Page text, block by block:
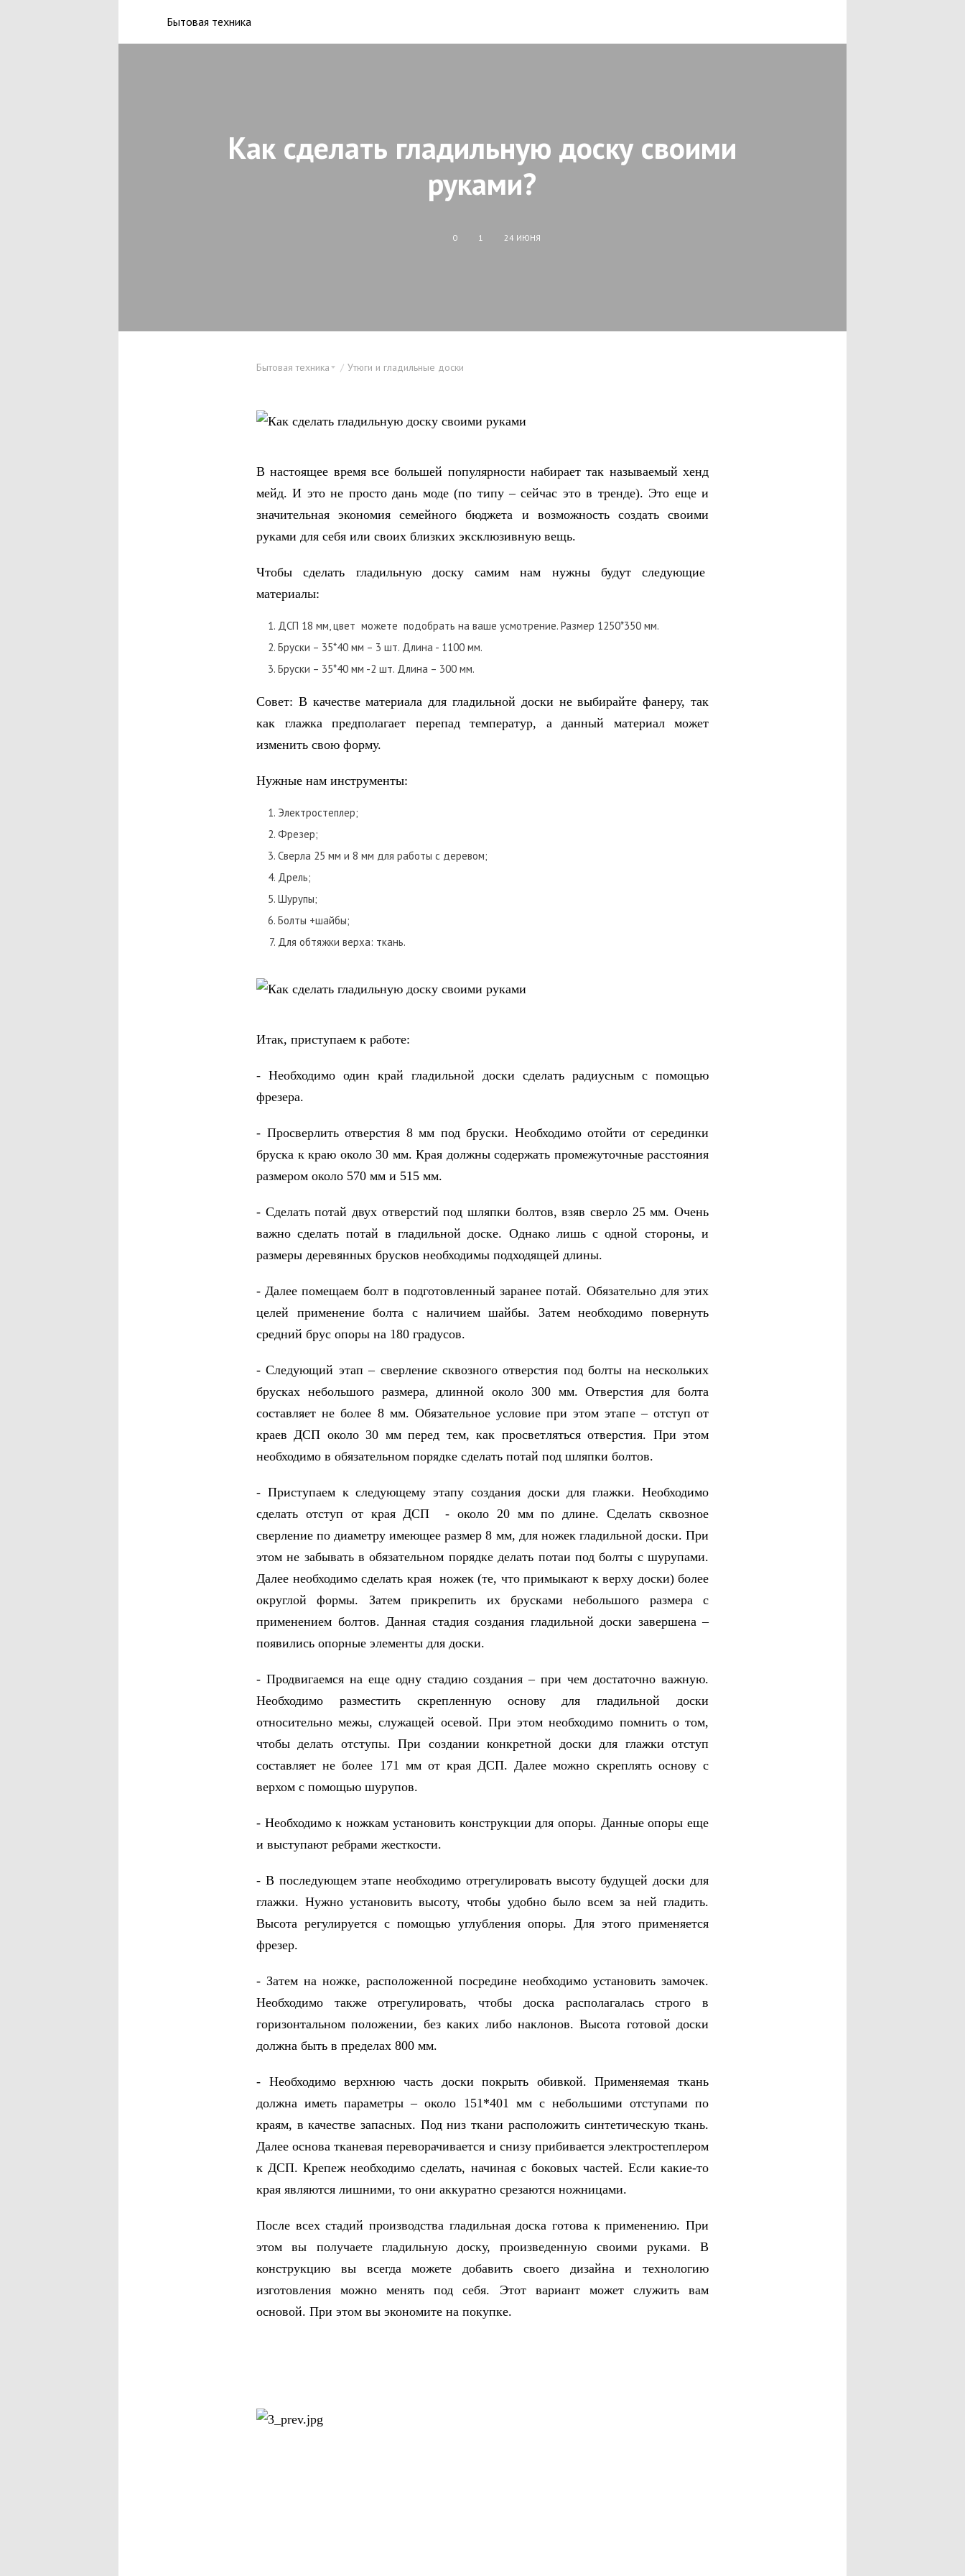
Бытовая техника
Как сделать гладильную доску своими
руками?
0 1 24 ИЮНЯ
Бытовая техника Утюги и гладильные доски
В настоящее время все большей популярности набирает так называемый хенд
мейд. И это не просто дань моде (по типу – сейчас это в тренде). Это еще и
значительная экономия семейного бюджета и возможность создать своими
руками для себя или своих близких эксклюзивную вещь.
Чтобы сделать гладильную доску самим нам нужны будут следующие
материалы:
ДСП 18 мм, цвет можете подобрать на ваше усмотрение. Размер 1250*350 мм.
Бруски – 35*40 мм – 3 шт. Длина - 1100 мм.
Бруски – 35*40 мм -2 шт. Длина – 300 мм.
Совет: В качестве материала для гладильной доски не выбирайте фанеру, так
как глажка предполагает перепад температур, а данный материал может
изменить свою форму.
Нужные нам инструменты:
Электростеплер;
Фрезер;
Сверла 25 мм и 8 мм для работы с деревом;
Дрель;
Шурупы;
Болты +шайбы;
Для обтяжки верха: ткань.
Итак, приступаем к работе:
- Необходимо один край гладильной доски сделать радиусным с помощью
фрезера.
- Просверлить отверстия 8 мм под бруски. Необходимо отойти от серединки
бруска к краю около 30 мм. Края должны содержать промежуточные расстояния
размером около 570 мм и 515 мм.
- Сделать потай двух отверстий под шляпки болтов, взяв сверло 25 мм. Очень
важно сделать потай в гладильной доске. Однако лишь с одной стороны, и
размеры деревянных брусков необходимы подходящей длины.
- Далее помещаем болт в подготовленный заранее потай. Обязательно для этих
целей применение болта с наличием шайбы. Затем необходимо повернуть
средний брус опоры на 180 градусов.
- Следующий этап – сверление сквозного отверстия под болты на нескольких
брусках небольшого размера, длинной около 300 мм. Отверстия для болта
составляет не более 8 мм. Обязательное условие при этом этапе – отступ от
краев ДСП около 30 мм перед тем, как просветляться отверстия. При этом
необходимо в обязательном порядке сделать потай под шляпки болтов.
- Приступаем к следующему этапу создания доски для глажки. Необходимо
сделать отступ от края ДСП - около 20 мм по длине. Сделать сквозное
сверление по диаметру имеющее размер 8 мм, для ножек гладильной доски. При
этом не забывать в обязательном порядке делать потаи под болты с шурупами.
Далее необходимо сделать края ножек (те, что примыкают к верху доски) более
округлой формы. Затем прикрепить их брусками небольшого размера с
применением болтов. Данная стадия создания гладильной доски завершена –
появились опорные элементы для доски.
- Продвигаемся на еще одну стадию создания – при чем достаточно важную.
Необходимо разместить скрепленную основу для гладильной доски
относительно межы, служащей осевой. При этом необходимо помнить о том,
чтобы делать отступы. При создании конкретной доски для глажки отступ
составляет не более 171 мм от края ДСП. Далее можно скреплять основу с
верхом с помощью шурупов.
- Необходимо к ножкам установить конструкции для опоры. Данные опоры еще
и выступают ребрами жесткости.
- В последующем этапе необходимо отрегулировать высоту будущей доски для
глажки. Нужно установить высоту, чтобы удобно было всем за ней гладить.
Высота регулируется с помощью углубления опоры. Для этого применяется
фрезер.
- Затем на ножке, расположенной посредине необходимо установить замочек.
Необходимо также отрегулировать, чтобы доска располагалась строго в
горизонтальном положении, без каких либо наклонов. Высота готовой доски
должна быть в пределах 800 мм.
- Необходимо верхнюю часть доски покрыть обивкой. Применяемая ткань
должна иметь параметры – около 151*401 мм с небольшими отступами по
краям, в качестве запасных. Под низ ткани расположить синтетическую ткань.
Далее основа тканевая переворачивается и снизу прибивается электростеплером
к ДСП. Крепеж необходимо сделать, начиная с боковых частей. Если какие-то
края являются лишними, то они аккуратно срезаются ножницами.
После всех стадий производства гладильная доска готова к применению. При
этом вы получаете гладильную доску, произведенную своими руками. В
конструкцию вы всегда можете добавить своего дизайна и технологию
изготовления можно менять под себя. Этот вариант может служить вам
основой. При этом вы экономите на покупке.